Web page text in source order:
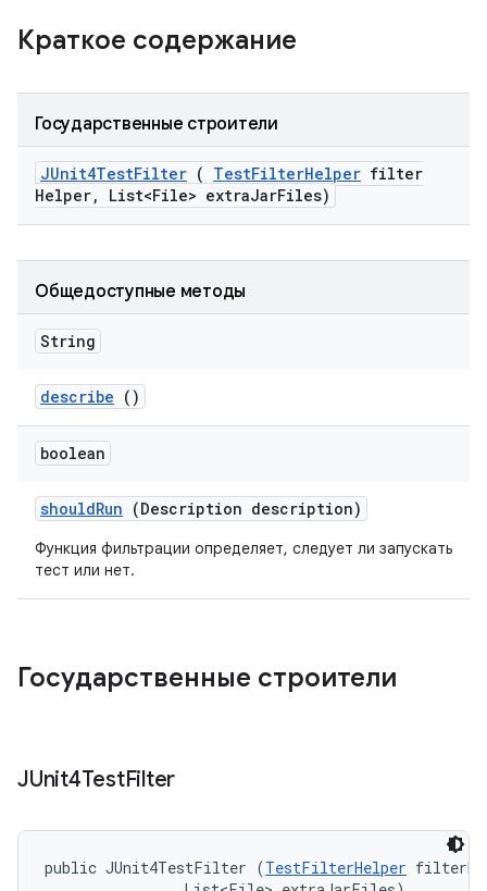
Краткое содержание
Государственные строители
JUnit4TestFilter ( TestFilterHelper filter
Helper, List<File> extraJarFiles)
Общедоступные методы
String
describe ()
boolean
shouldRun (Description description)
Функция фильтрации определяет, следует ли запускать
тест или нет.
Государственные строители
JUnit4TestFilter
public JUnit4TestFilter (TestFilterHelper